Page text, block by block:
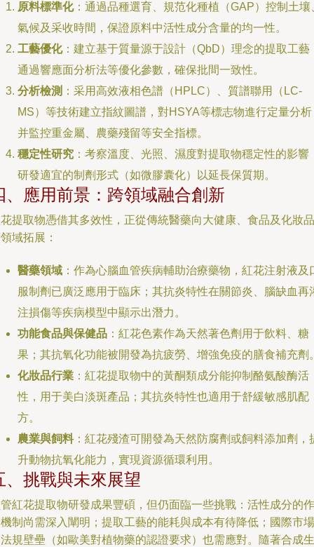
原料標準化：通過品種選育、規范化種植（GAP）控制土壤
氣候及采收時間，保證原料中活性成分含量的均一性。
工藝優化：建立基于質量源于設計（QbD）理念的提取工藝
通過響應面分析法等優化參數，確保批間一致性。
分析檢測 ：采用高效液相色譜（HPLC）、質譜聯用（LC-
MS）等技術建立指紋圖譜，對HSYA等標志物進行定量分析
并監控重金屬、農藥殘留等安全指標。
穩定性研究 ：考察溫度、光照、濕度對提取物穩定性的影響
研發適宜的制劑形式（如微膠囊化）以延長保質期。
、應用前景：跨領域融合創新
提取物憑借其多效性，正從傳統醫藥向大健康、食品及化妝品
域拓展：
醫藥領域 ：作為心腦血管疾病輔助治療藥物，紅花注射液及
服制劑已廣泛應用于臨床；其抗炎特性在關節炎、腦缺血再
注損傷等疾病模型中顯示出潛力。
功能食品與保健品 ：紅花色素作為天然著色劑用于飲料、糖
果；其抗氧化功能被開發為抗疲勞、增強免疫的膳食補充劑
化妝品行業 ：紅花提取物中的黃酮類成分能抑制酪氨酸酶活
性，用于美白淡斑產品；其抗炎特性也適用于舒緩敏感肌配
方。
農業與飼料：紅花殘渣可開發為天然防腐劑或飼料添加劑，
升動物抗氧化能力，實現資源循環利用。
、挑戰與未來展望
紅花提取物研發成果豐碩，但仍面臨一些挑戰：活性成分的作
制尚需深入闡明；提取工藝的能耗與成本有待降低；國際市場
規壁壘（如歐美對植物藥的認證要求）也需應對。隨著合成生